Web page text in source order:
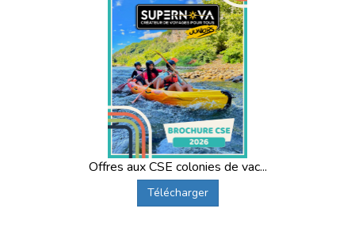
Offres aux CSE colonies de vac...
Télécharger